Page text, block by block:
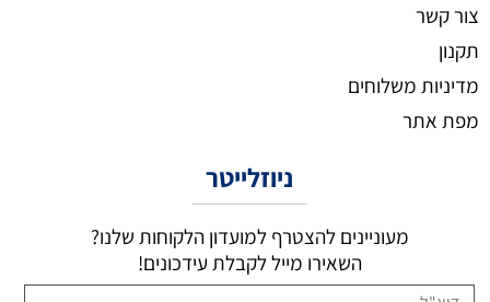
צור קשר
תקנון
מדיניות משלוחים
מפת אתר
ניוזלייטר
מעוניינים להצטרף למועדון הלקוחות שלנו?
השאירו מייל לקבלת עידכונים!